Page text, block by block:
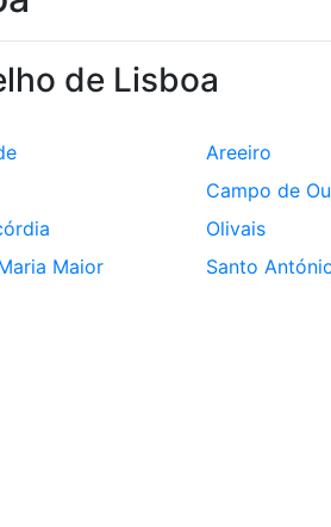
de Lisboa
Areeiro
Campo de
Olivais
Maior Santo